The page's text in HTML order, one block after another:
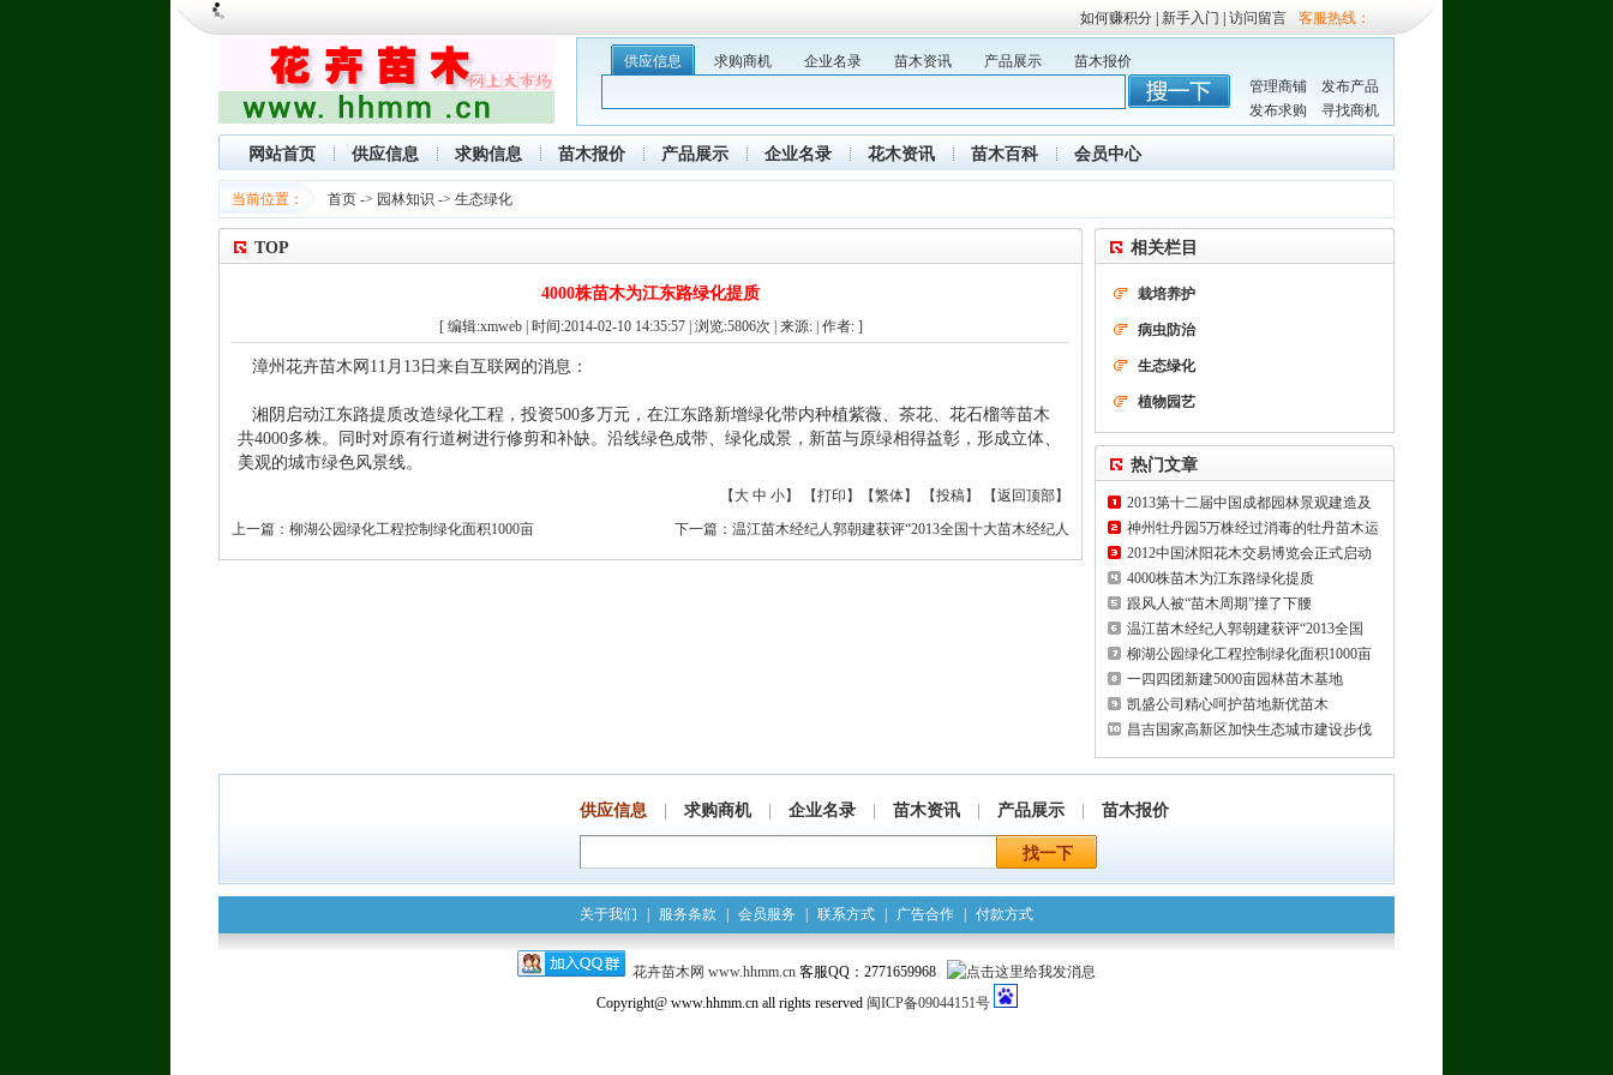
客服热线：
如何赚积分 新手入门 访问留言
供应信息 求购商机 企业名录 苗木资讯 产品展示
苗木报价
管理商铺
发布产品
发布求购
寻找商机
网站首页 供应信息 求购信息 苗木报价 产品展示 企业名录 花木资讯 苗木百科 会员中心
当前位置： 首页 -> 园林知识 -> 生态绿化
TOP
4000株苗木为江东路绿化提质
[ 编辑:xmweb | 时间:2014-02-10 14:35:57 | 浏览:5806次 | 来源:| 作者: ]
漳州花卉苗木网11月13日来自互联网的消息：
湘阴启动江东路提质改造绿化工程，投资500多万元，在江东路新增绿化带内种植紫薇、茶花、花石榴等苗木
共4000多株。同时对原有行道树进行修剪和补缺。沿线绿色成带、绿化成景，新苗与原绿相得益彰，形成立体、
美观的城市绿色风景线。
【 大 中 小】 【打印 】【繁体】 【投稿】 【返回顶部】
上一篇 ： 柳湖公园绿化工程控制绿化面积1000亩 下一篇 ： 温江苗木经纪人郭朝建获评“2013全国十大苗木经纪人
相关栏目
栽培养护
病虫防治
生态绿化
植物园艺
热门文章
2013第十二届中国成都园林景观建造及
神州牡丹园5万株经过消毒的牡丹苗木运
2012中国沭阳花木交易博览会正式启动
4000株苗木为江东路绿化提质
跟风人被“苗木周期”撞了下腰
温江苗木经纪人郭朝建获评“2013全国
柳湖公园绿化工程控制绿化面积1000亩
一四四团新建5000亩园林苗木基地
凯盛公司精心呵护苗地新优苗木
昌吉国家高新区加快生态城市建设步伐
供应信息 求购商机| 企业名录 苗木资讯 产品展示 苗木报价
关于我们 服务条款 会员服务 联系方式 广告合作 付款方式
花卉苗木网 www.hhmm.cn 客服QQ：2771659968
Copyright@ www.hhmm.cn all rights reserved 闽ICP备09044151号